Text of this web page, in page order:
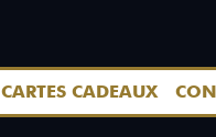
CARTES CADEAUX